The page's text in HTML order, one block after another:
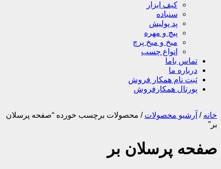
کیف ابزار
سنباده
پد پولیش
پیچ و مهره
میخ و میخ پرچ
انواع چسب
تماس باما
درباره ما
ثبت نام همکار فروش
پورتال همکارفروش
خانه / آرشیو محصولات / محصولات برچسب خورده “صفحه پرسلان
بر”
صفحه پرسلان بر